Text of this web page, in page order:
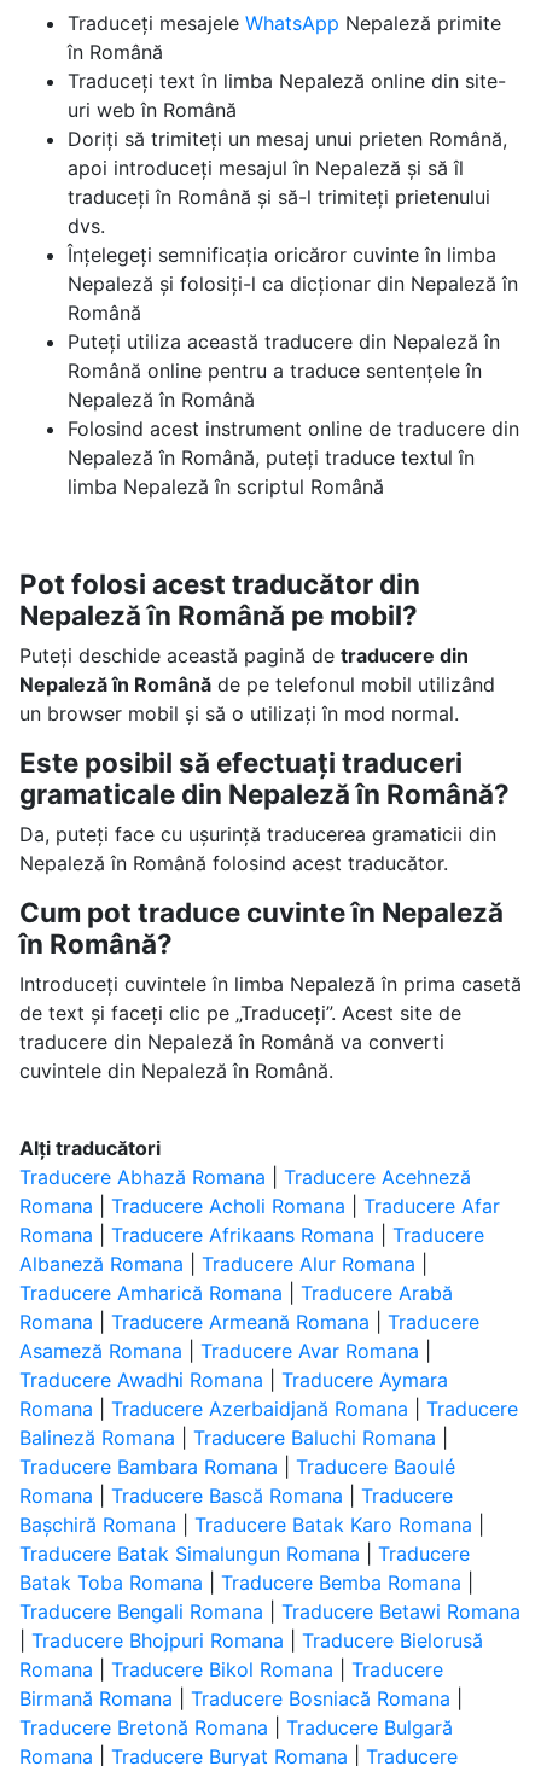
Traduceți mesajele WhatsApp Nepaleză primite
în Română
Traduceți text în limba Nepaleză online din site-
uri web în Română
Doriți să trimiteți un mesaj unui prieten Română,
apoi introduceți mesajul în Nepaleză și să îl
traduceți în Română și să-l trimiteți prietenului
dvs.
Înțelegeți semnificația oricăror cuvinte în limba
Nepaleză și folosiți-l ca dicționar din Nepaleză în
Română
Puteți utiliza această traducere din Nepaleză în
Română online pentru a traduce sentențele în
Nepaleză în Română
Folosind acest instrument online de traducere din
Nepaleză în Română, puteți traduce textul în
limba Nepaleză în scriptul Română
Pot folosi acest traducător din
Nepaleză în Română pe mobil?
Puteți deschide această pagină de traducere din
Nepaleză în Românăde pe telefonul mobil utilizând
un browser mobil și să o utilizați în mod normal.
Este posibil să efectuați traduceri
gramaticale din Nepaleză în Română?
Da, puteți face cu ușurință traducerea gramaticii din
Nepaleză în Română folosind acest traducător.
Cum pot traduce cuvinte în Nepaleză
în Română?
Introduceți cuvintele în limba Nepaleză în prima casetă
de text și faceți clic pe „Traduceți”. Acest site de
traducere din Nepaleză în Română va converti
cuvintele din Nepaleză în Română.
Alți traducători
Traducere Abhază Romana
Traducere Acehneză
Romana
Traducere Acholi Romana
Traducere Afar
Romana
Traducere Afrikaans Romana
Traducere
Albaneză Romana
Traducere Alur Romana
Traducere Amharică Romana
Traducere Arabă
Romana
Traducere Armeană Romana
Traducere
Asameză Romana
Traducere Avar Romana
Traducere Awadhi Romana
Traducere Aymara
Romana
Traducere Azerbaidjană Romana
Traducere
Balineză Romana
Traducere Baluchi Romana
Traducere Bambara Romana
Traducere Baoulé
Romana
Traducere Bască Romana
Traducere
Bașchiră Romana
Traducere Batak Karo Romana
Traducere Batak Simalungun Romana
Traducere
Batak Toba Romana
Traducere Bemba Romana
Traducere Bengali Romana
Traducere Betawi Romana
Traducere Bhojpuri Romana
Traducere Bielorusă
Romana
Traducere Bikol Romana
Traducere
Birmană Romana
Traducere Bosniacă Romana
Traducere Bretonă Romana
Traducere Bulgară
Romana
Traducere Buryat Romana Traducere